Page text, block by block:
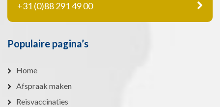
+31 (0)88 291 49 00
Populaire pagina’s
Home
Afspraak maken
Reisvaccinaties